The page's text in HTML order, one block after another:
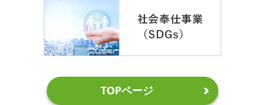
TOPページ